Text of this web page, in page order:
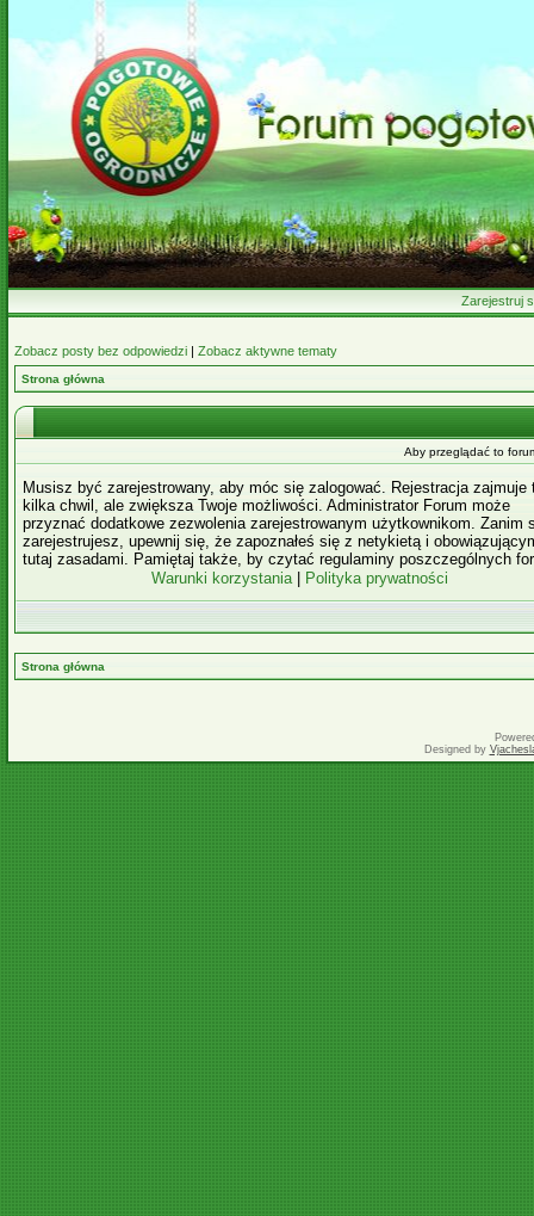
Zarejestruj
Zobacz posty bez odpowiedzi | Zobacz aktywne tematy
Strona główna
Aby przeglądać to
Musisz być zarejestrowany, aby móc się zalogować. Rejestracja zajmuje
kilka chwil, ale zwiększa Twoje możliwości. Administrator Forum może
przyznać dodatkowe zezwolenia zarejestrowanym użytkownikom. Zanim
zarejestrujesz, upewnij się, że zapoznałeś się z netykietą i
tutaj zasadami. Pamiętaj także, by czytać regulaminy poszczególnych
Warunki korzystania| Polityka prywatności
Strona główna
Designed by